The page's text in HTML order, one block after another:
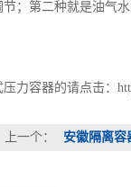
；第二种就是油气
容器的请点击：
上一个： 安徽隔离容